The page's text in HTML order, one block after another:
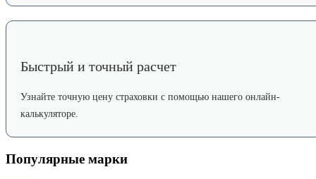
Быстрый и точный расчет
Узнайте точную цену страховки с помощью нашего онлайн-
калькуляторе.
Популярные марки